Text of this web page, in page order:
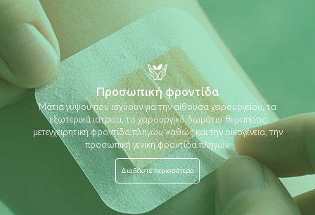
Προσωπική φροντίδα
Μάτια γύψου που ισχύουν για την αίθουσα χειρουργείου, τα
εξωτερικά ιατρεία, το χειρουργικό δωμάτιο θεραπείας
μετεγχειρητική φροντίδα πληγών, καθώς και την οικογένεια, την
προσωπική γενική φροντίδα πληγών.
Διαβάστε περισσότερα